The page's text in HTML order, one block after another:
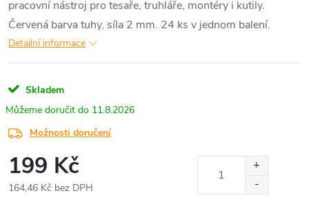
pracovní nástroj pro tesaře, truhláře, montéry i kutily.
Červená barva tuhy, síla 2 mm. 24 ks v jednom balení.
Detailní informace
Skladem
11.8.2026
Možnosti doručení
199 Kč
164,46 Kč bez DPH